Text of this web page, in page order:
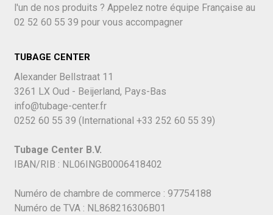
l'un de nos produits ? Appelez notre équipe Française au
02 52 60 55 39 pour vous accompagner
TUBAGE CENTER
Alexander Bellstraat 11
3261 LX Oud - Beijerland, Pays-Bas
info@tubage-center.fr
0252 60 55 39 (International +33 252 60 55 39)
Tubage Center B.V.
IBAN/RIB : NL06INGB0006418402
Numéro de chambre de commerce : 97754188
Numéro de TVA : NL868216306B01